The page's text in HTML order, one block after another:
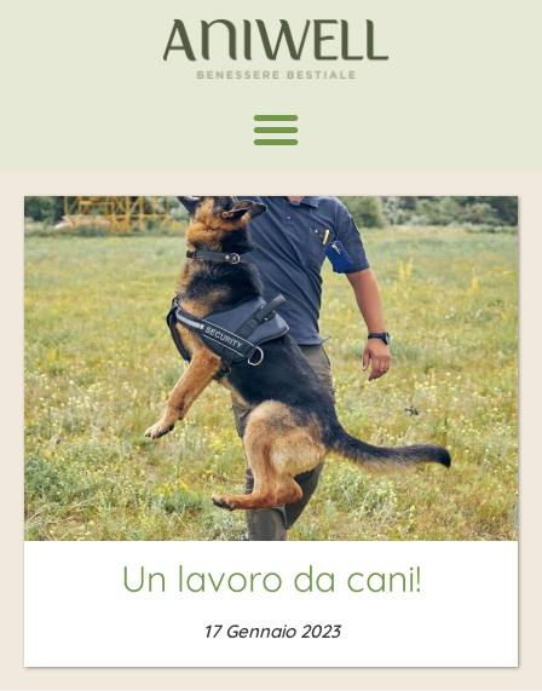
Un lavoro da cani!
17 Gennaio 2023